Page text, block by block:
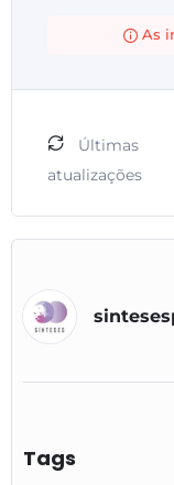
As
Últimas
atualizações
Tags